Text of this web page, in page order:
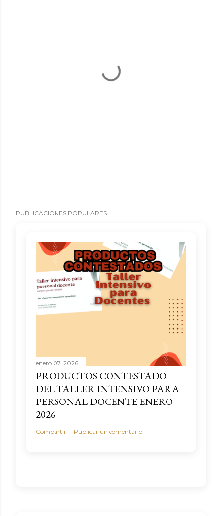
PUBLICACIONES POPULARES
enero 07, 2026
PRODUCTOS CONTESTADO
DEL TALLER INTENSIVO PARA
PERSONAL DOCENTE ENERO
2026
Compartir Publicar un comentario